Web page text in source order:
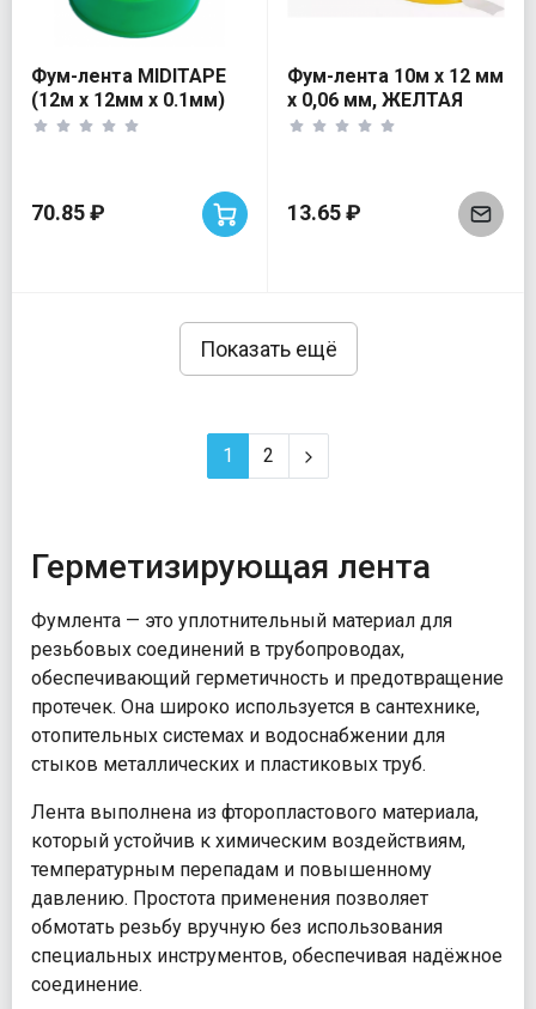
Фум-лента MIDITAPE
(12м х 12мм х 0.1мм)
70.85 ₽
Фум-лента 10м х 12 мм
х 0,06 мм, ЖЕЛТАЯ
13.65 ₽
Показать ещё
1 2
Герметизирующая лента
Фумлента — это уплотнительный материал для
резьбовых соединений в трубопроводах,
обеспечивающий герметичность и предотвращение
протечек. Она широко используется в сантехнике,
отопительных системах и водоснабжении для
стыков металлических и пластиковых труб.
Лента выполнена из фторопластового материала,
который устойчив к химическим воздействиям,
температурным перепадам и повышенному
давлению. Простота применения позволяет
обмотать резьбу вручную без использования
специальных инструментов, обеспечивая надёжное
соединение.